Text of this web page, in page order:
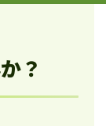
？